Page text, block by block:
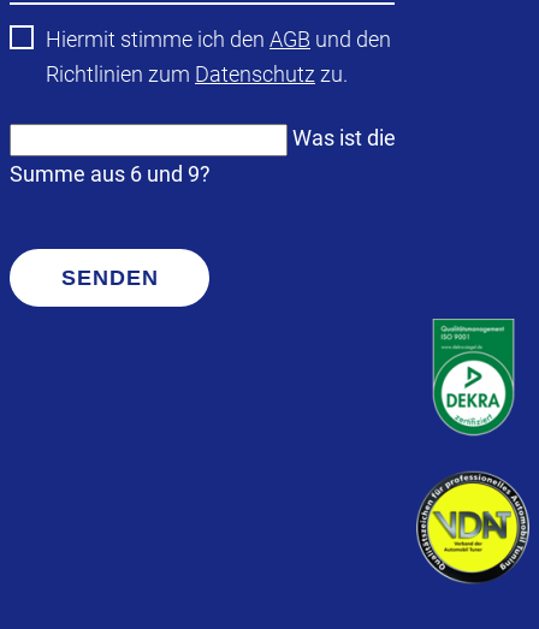
Hiermit stimme ich den AGB und den
Richtlinien zum Datenschutz zu.
Was ist die
Summe aus 6 und 9?
SENDEN